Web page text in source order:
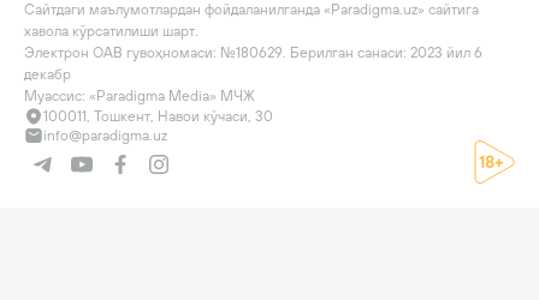
Сайтдаги маълумотлардан фойдаланилганда «Paradigma.uz» сайтига
хавола кўрсатилиши шарт.
Электрон ОАВ гувоҳномаси: №180629. Берилган санаси: 2023 йил 6
декабр
Муассис: «Paradigma Media» МЧЖ
100011, Тошкент, Навои кўчаси, 30
info@paradigma.uz